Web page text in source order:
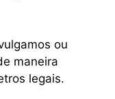
ou
maneira
legais.